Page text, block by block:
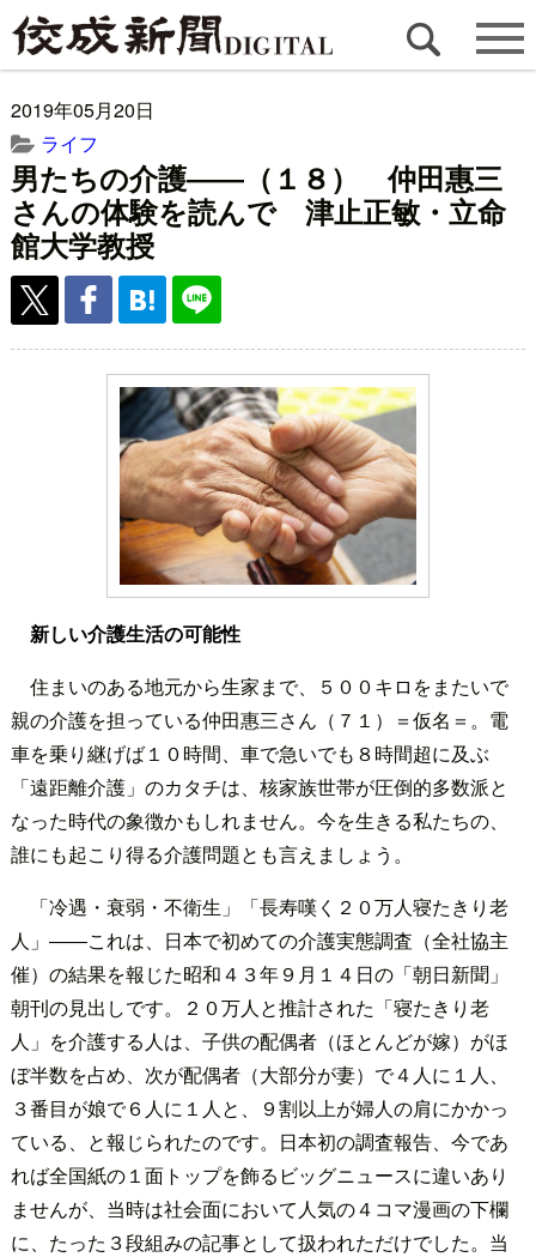
2019年05月20日
ライフ
男たちの介護――（１８） 仲田惠三
さんの体験を読んで 津止正敏・立命
館大学教授
新しい介護生活の可能性
住まいのある地元から生家まで、５００キロをまたいで
親の介護を担っている仲田惠三さん（７１）＝仮名＝。電
車を乗り継げば１０時間、車で急いでも８時間超に及ぶ
「遠距離介護」のカタチは、核家族世帯が圧倒的多数派と
なった時代の象徴かもしれません。今を生きる私たちの、
誰にも起こり得る介護問題とも言えましょう。
「冷遇・衰弱・不衛生」「長寿嘆く２０万人寝たきり老
人」――これは、日本で初めての介護実態調査（全社協主
催）の結果を報じた昭和４３年９月１４日の「朝日新聞」
朝刊の見出しです。２０万人と推計された「寝たきり老
人」を介護する人は、子供の配偶者（ほとんどが嫁）がほ
ぼ半数を占め、次が配偶者（大部分が妻）で４人に１人、
３番目が娘で６人に１人と、９割以上が婦人の肩にかかっ
ている、と報じられたのです。日本初の調査報告、今であ
れば全国紙の１面トップを飾るビッグニュースに違いあり
ませんが、当時は社会面において人気の４コマ漫画の下欄
に、たった３段組みの記事として扱われただけでした。当